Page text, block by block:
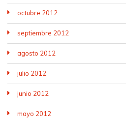
octubre 2012
septiembre 2012
agosto 2012
julio 2012
junio 2012
mayo 2012